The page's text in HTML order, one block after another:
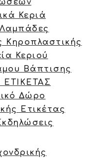
Κεριά
Κηροπλαστικής
Κεριού
Βάπτισης
ΕΤΙΚΕΤΑΣ
Δώρο
Ετικέτας